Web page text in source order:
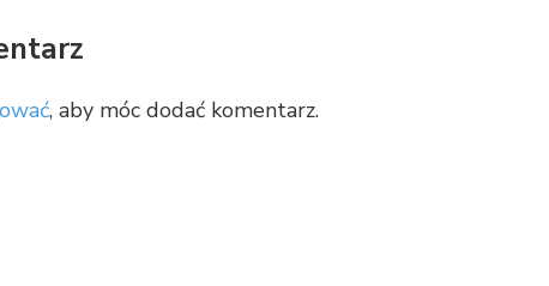
, aby móc dodać komentarz.